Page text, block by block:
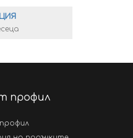
профил